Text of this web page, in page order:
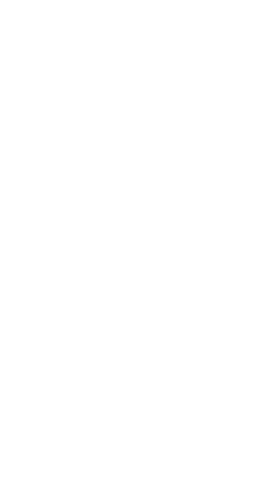
TU PROPIO
TUS
adquirir una habilidad